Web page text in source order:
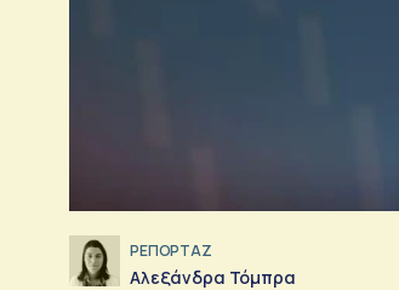
ΡΕΠΟΡΤΑΖ
Αλεξάνδρα Τόμπρα